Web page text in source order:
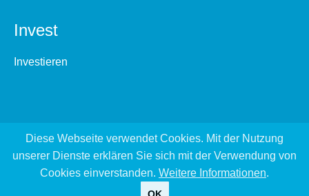
Invest
Investieren
Diese Webseite verwendet Cookies. Mit der Nutzung
unserer Dienste erklären Sie sich mit der Verwendung von
Cookies einverstanden. Weitere Informationen.